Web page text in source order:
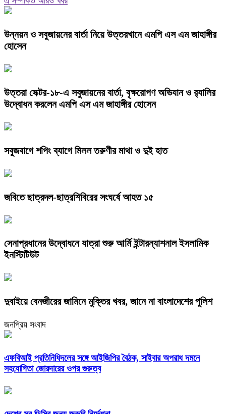
উন্নয়ন ও সবুজায়নের বার্তা নিয়ে উত্তরখানে এমপি এস এম জাহাঙ্গীর
হোসেন
উত্তরা সেক্টর-১৮-এ সবুজায়নের বার্তা, বৃক্ষরোপণ অভিযান ও র‍্যালির
উদ্বোধন করলেন এমপি এস এম জাহাঙ্গীর হোসেন
সবুজবাগে শপিং ব্যাগে মিলল তরুণীর মাথা ও দুই হাত
জবিতে ছাত্রদল-ছাত্রশিবিরের সংঘর্ষে আহত ১৫
সেনাপ্রধানের উদ্বোধনে যাত্রা শুরু আর্মি ইন্টারন্যাশনাল ইসলামিক
ইনস্টিটিউট
দুবাইয়ে বেনজীরের জামিনে মুক্তির খবর, জানে না বাংলাদেশের পুলিশ
জনপ্রিয় সংবাদ
এফবিআই প্রতিনিধিদলের সঙ্গে আইজিপির বৈঠক, সাইবার অপরাধ দমনে
সহযোগিতা জোরদারের ওপর গুরুত্ব